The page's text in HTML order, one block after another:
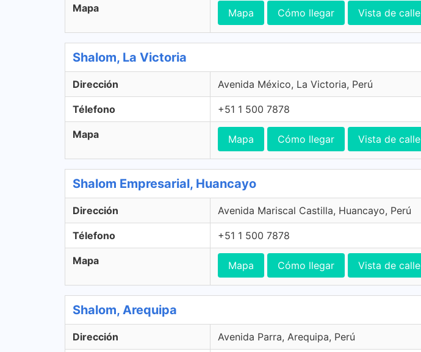
Mapa Mapa Cómo llegar Vista de calle
Shalom, La Victoria
Dirección Avenida México, La Victoria, Perú
Télefono +51 1 500 7878
Mapa Mapa Cómo llegar Vista de calle
Shalom Empresarial, Huancayo
Dirección Avenida Mariscal Castilla, Huancayo, Perú
Télefono +51 1 500 7878
Mapa Mapa Cómo llegar Vista de calle
Shalom, Arequipa
Dirección Avenida Parra, Arequipa, Perú